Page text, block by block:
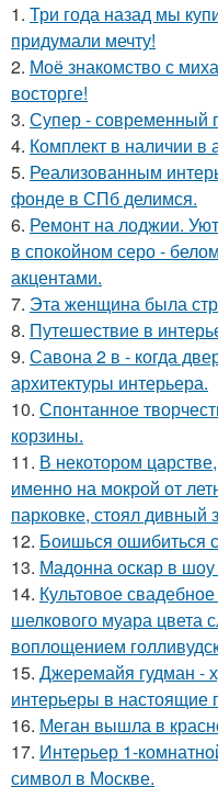
1. Три года назад мы
придумали мечту!
2. Моё знакомство с
восторге!
3. Супер - современный
4. Комплект в наличии в
5. Реализованным
фонде в СПб делимся.
6. Ремонт на лоджии.
в спокойном серо -
акцентами.
7. Эта женщина была
8. Путешествие в
9. Савона 2 в - когда
архитектуры интерьера.
10. Спонтанное
корзины.
11. В некотором
именно на мокрой от
парковке, стоял дивный
12. Боишься ошибиться
13. Мадонна оскар в
14. Культовое
шелкового муара цвета
воплощением
15. Джеремайя гудман -
интерьеры в настоящие
16. Меган вышла в
17. Интерьер 1-
символ в Москве.